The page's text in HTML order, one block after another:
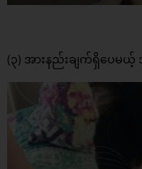
(၃) အားနည်းချက်ရှိပေမ